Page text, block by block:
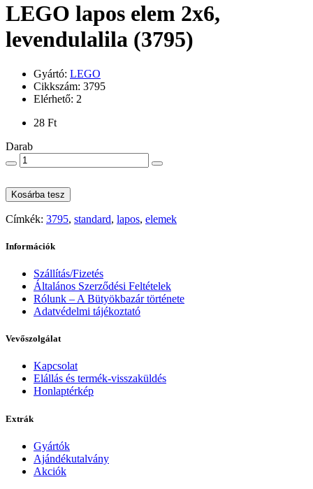
LEGO lapos elem 2x6,
levendulalila (3795)
Gyártó: LEGO
Cikkszám: 3795
Elérhető: 2
28 Ft
Darab
Kosárba tesz
Címkék: 3795, standard, lapos, elemek
Információk
Szállítás/Fizetés
Általános Szerződési Feltételek
Rólunk – A Bütyökbazár története
Adatvédelmi tájékoztató
Vevőszolgálat
Kapcsolat
Elállás és termék-visszaküldés
Honlaptérkép
Extrák
Gyártók
Ajándékutalvány
Akciók